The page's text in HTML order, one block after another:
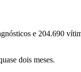
e 204.690
dois meses.